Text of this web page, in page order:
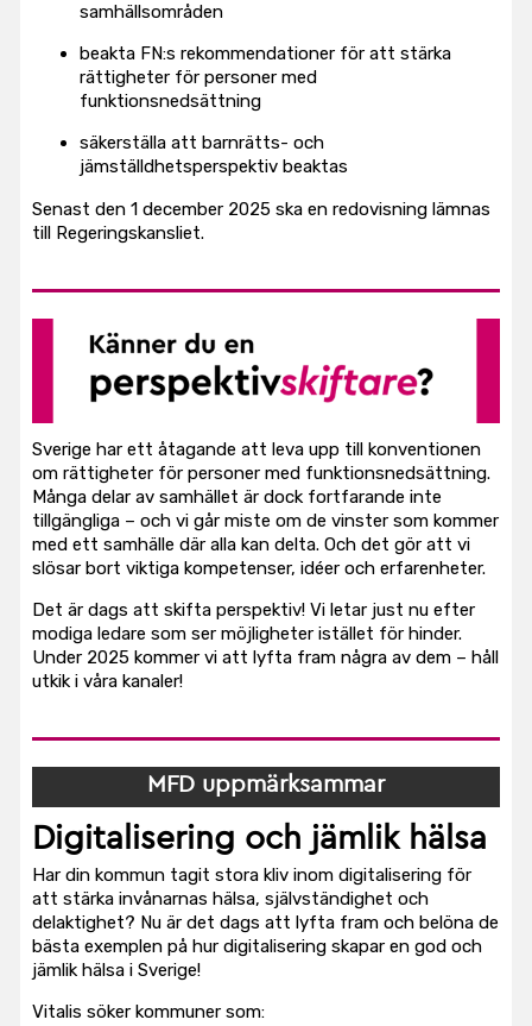
samhällsområden
beakta FN:s rekommendationer för att stärka
rättigheter för personer med
funktionsnedsättning
säkerställa att barnrätts- och
jämställdhetsperspektiv beaktas
Senast den 1 december 2025 ska en redovisning lämnas
till Regeringskansliet.
Sverige har ett åtagande att leva upp till konventionen
om rättigheter för personer med funktionsnedsättning.
Många delar av samhället är dock fortfarande inte
tillgängliga – och vi går miste om de vinster som kommer
med ett samhälle där alla kan delta. Och det gör att vi
slösar bort viktiga kompetenser, idéer och erfarenheter.
Det är dags att skifta perspektiv! Vi letar just nu efter
modiga ledare som ser möjligheter istället för hinder.
Under 2025 kommer vi att lyfta fram några av dem – håll
utkik i våra kanaler!
MFD uppmärksammar
Digitalisering och jämlik hälsa
Har din kommun tagit stora kliv inom digitalisering för
att stärka invånarnas hälsa, självständighet och
delaktighet? Nu är det dags att lyfta fram och belöna de
bästa exemplen på hur digitalisering skapar en god och
jämlik hälsa i Sverige!
Vitalis söker kommuner som: